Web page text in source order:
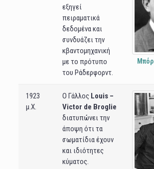
εξηγεί
πειραματικά
δεδομένα και
συνδυάζει την
κβαντομηχανική
με το πρότυπο
του Ράδερφορντ.
Μπόρ
1923
μ.Χ.
Ο Γάλλος Louis –
Victor de Broglie
διατυπώνει την
άποψη ότι τα
σωματίδια έχουν
και ιδιότητες
κύματος.